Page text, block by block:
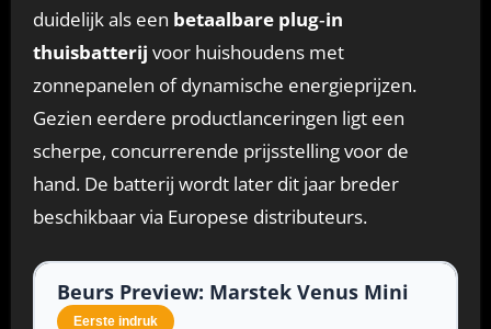
duidelijk als een betaalbare plug‑in
thuisbatterij voor huishoudens met
zonnepanelen of dynamische energieprijzen.
Gezien eerdere productlanceringen ligt een
scherpe, concurrerende prijsstelling voor de
hand. De batterij wordt later dit jaar breder
beschikbaar via Europese distributeurs.
Beurs Preview: Marstek Venus Mini
Eerste indruk